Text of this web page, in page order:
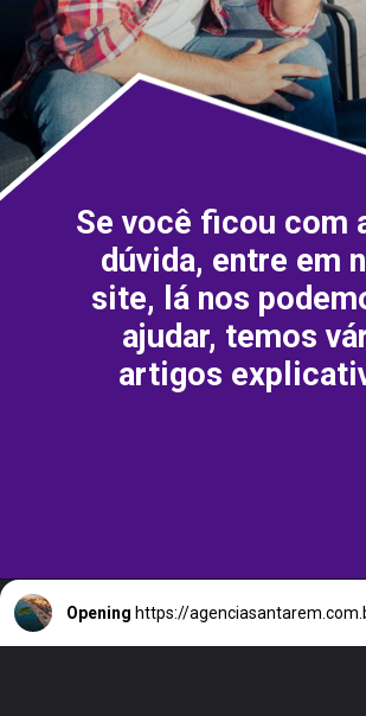
Se você ficou com
dúvida, entre em
site, lá nos
ajudar, temos
artigos
Opening https://